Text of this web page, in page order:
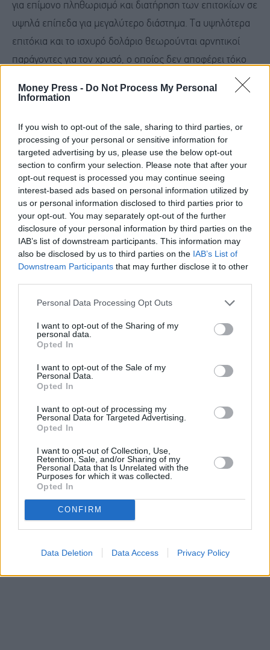
Money Press - Do Not Process My Personal
Information
If you wish to opt-out of the sale, sharing to third parties, or
processing of your personal or sensitive information for
targeted advertising by us, please use the below opt-out
section to confirm your selection. Please note that after your
opt-out request is processed you may continue seeing
interest-based ads based on personal information utilized by
us or personal information disclosed to third parties prior to
your opt-out. You may separately opt-out of the further
disclosure of your personal information by third parties on the
IAB’s list of downstream participants. This information may
also be disclosed by us to third parties on the IAB’s List of
Downstream Participants that may further disclose it to other
Personal Data Processing Opt Outs
I want to opt-out of the Sharing of my
personal data.
Opted In
I want to opt-out of the Sale of my
Personal Data.
Opted In
I want to opt-out of processing my
Personal Data for Targeted Advertising.
Opted In
I want to opt-out of Collection, Use,
Retention, Sale, and/or Sharing of my
Personal Data that Is Unrelated with the
Purposes for which it was collected.
Opted In
CONFIRM
Data Deletion Data Access Privacy Policy
για επίμονο πληθωρισμό και διατήρηση των επιτοκίων σε
υψηλά επίπεδα για μεγαλύτερο διάστημα. Τα υψηλότερα
επιτόκια και το ισχυρό δολάριο θεωρούνται αρνητικοί
παράγοντες για τον χρυσό, ο οποίος δεν αποφέρει τόκο
θέσεις εργασίας στις ΗΠΑ, αναζητώντας ενδείξεις για την
πορεία της νομισματικής πολιτικής της Federal Reserve.
Αξιωματούχοι της αμερικανικής κεντρικής τράπεζας
έχουν υποβαθμίσει τις προσδοκίες για άμεση επιστροφή
σε μειώσεις επιτοκίων, επισημαίνοντας ότι ο πόλεμος
δημιουργεί αβεβαιότητες και θολώνει τις οικονομικές
προοπτικές.